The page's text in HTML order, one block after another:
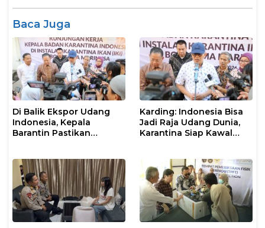
Baca Juga
Di Balik Ekspor Udang
Indonesia, Kepala
Barantin Pastikan
Karding: Indonesia Bisa
Jadi Raja Udang Dunia,
Karantina Siap Kawal